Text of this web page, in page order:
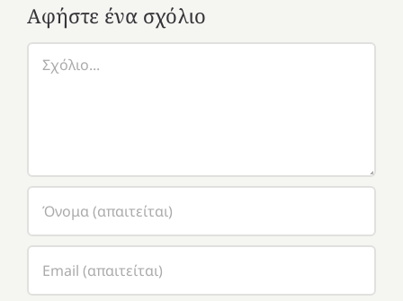
Αφήστε ένα σχόλιο